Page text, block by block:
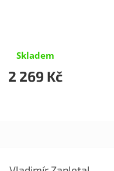
Skladem
2 269 Kč